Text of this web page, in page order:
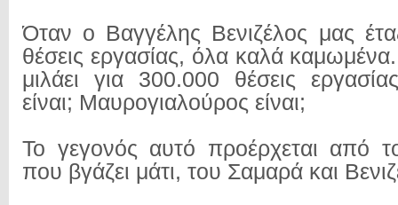
Όταν ο Βαγγέλης Βενιζέλος μας
θέσεις εργασίας, όλα καλά
μιλάει για 300.000 θέσεις
είναι; Μαυρογιαλούρος είναι;
Το γεγονός αυτό προέρχεται από
που βγάζει μάτι, του Σαμαρά και